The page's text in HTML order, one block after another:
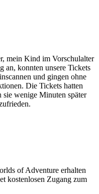
mein Kind im Vorschulalter
an, konnten unsere Tickets
und gingen ohne
Die Tickets hatten
wenige Minuten später
of Adventure erhalten
kostenlosen Zugang zum